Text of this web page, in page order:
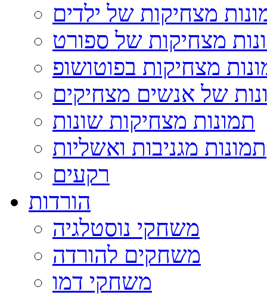
מצחיקות של ילדים
מצחיקות של ספורט
מצחיקות בפוטושופ
של אנשים מצחיקים
תמונות מצחיקות שונות
תמונות מגניבות ואשליות
רקעים
הורדות
משחקי נוסטלגיה
משחקים להורדה
משחקי דמו